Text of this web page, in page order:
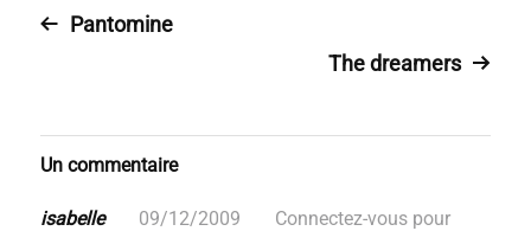
Pantomine
The dreamers
Un commentaire
isabelle 09/12/2009
Connectez-vous pour